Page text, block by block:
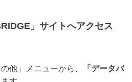
」サイトへアクセス
他」メニューから、
「データバ